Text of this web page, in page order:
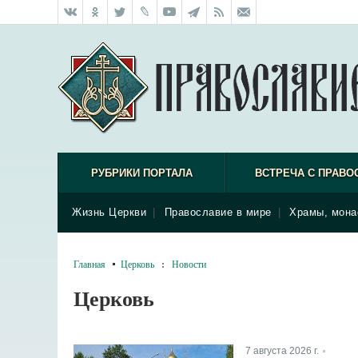
РУБРИКИ ПОРТАЛА ВСТРЕЧА С
Жизнь Церкви Православие в мире Храмы,
Главная Церковь : Новости
Церковь
7 августа 2026 г.